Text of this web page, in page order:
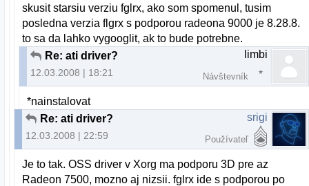
skusit starsiu verziu fglrx, ako som spomenul, tusim
posledna verzia flgrx s podporou radeona 9000 je 8.28.8.
to sa da lahko vygooglit, ak to bude potrebne.
Re: ati driver?
12.03.2008 | 18:21
limbi
Návštevník
*nainstalovat
Re: ati driver?
12.03.2008 | 22:59
srigi
Používateľ
Je to tak. OSS driver v Xorg ma podporu 3D pre az
Radeon 7500, mozno aj nizsii. fglrx ide s podporou po